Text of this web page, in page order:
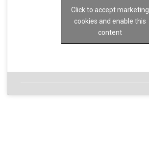
Click to accept marketing
cookies and enable this
content